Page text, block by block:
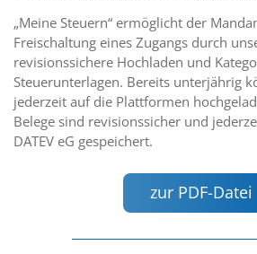
„Meine Steuern“ ermöglicht der
Freischaltung eines Zugangs durch
revisionssichere Hochladen und
Steuerunterlagen. Bereits unterjährig
jederzeit auf die Plattformen
Belege sind revisionssicher und
DATEV eG gespeichert.
zur PDF-Datei